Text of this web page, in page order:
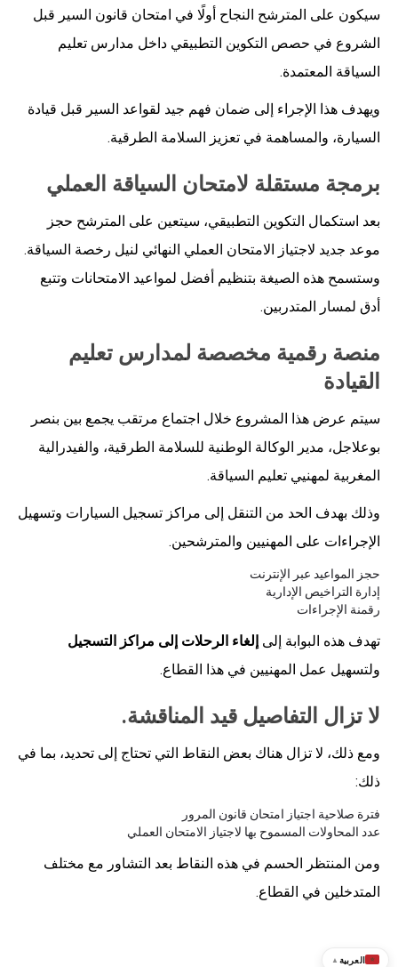
سيكون على المترشح النجاح أولًا في امتحان قانون السير قبل
الشروع في حصص التكوين التطبيقي داخل مدارس تعليم
السياقة المعتمدة.
ويهدف هذا الإجراء إلى ضمان فهم جيد لقواعد السير قبل قيادة
السيارة، والمساهمة في تعزيز السلامة الطرقية.
برمجة مستقلة لامتحان السياقة العملي
بعد استكمال التكوين التطبيقي، سيتعين على المترشح حجز
موعد جديد لاجتياز الامتحان العملي النهائي لنيل رخصة السياقة.
وستسمح هذه الصيغة بتنظيم أفضل لمواعيد الامتحانات وتتبع
أدق لمسار المتدربين.
منصة رقمية مخصصة لمدارس تعليم
القيادة
سيتم عرض هذا المشروع خلال اجتماع مرتقب يجمع بين بنصر
بوعلاجل، مدير الوكالة الوطنية للسلامة الطرقية، والفيدرالية
المغربية لمهنيي تعليم السياقة.
وذلك بهدف الحد من التنقل إلى مراكز تسجيل السيارات وتسهيل
الإجراءات على المهنيين والمترشحين.
حجز المواعيد عبر الإنترنت
إدارة التراخيص الإدارية
رقمنة الإجراءات
تهدف هذه البوابة إلى إلغاء الرحلات إلى مراكز التسجيل
ولتسهيل عمل المهنيين في هذا القطاع.
لا تزال التفاصيل قيد المناقشة.
ومع ذلك، لا تزال هناك بعض النقاط التي تحتاج إلى تحديد، بما في
ذلك:
فترة صلاحية اجتياز امتحان قانون المرور
عدد المحاولات المسموح بها لاجتياز الامتحان العملي
ومن المنتظر الحسم في هذه النقاط بعد التشاور مع مختلف
المتدخلين في القطاع.
العربية ▲